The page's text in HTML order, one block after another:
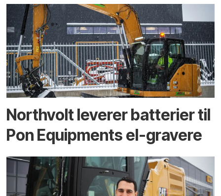
Northvolt leverer batterier til
Pon Equipments el-gravere